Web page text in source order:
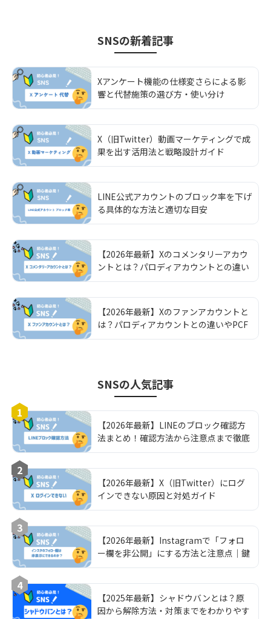
SNSの新着記事
Xアンケート機能の仕様変さらによる影
響と代替施策の選び方・使い分け
X（旧Twitter）動画マーケティングで成
果を出す活用法と戦略設計ガイド
LINE公式アカウントのブロック率を下げ
る具体的な方法と適切な目安
【2026年最新】Xのコメンタリーアカウ
ントとは？パロディアカウントとの違い
やPCFラベルの設定方法を解説
【2026年最新】Xのファンアカウントと
は？パロディアカウントとの違いやPCF
ラベルの設定方法を解説
SNSの人気記事
1
【2026年最新】LINEのブロック確認方
法まとめ！確認方法から注意点まで徹底
解説！
2
【2026年最新】X（旧Twitter）にログ
インできない原因と対処ガイド
3
【2026年最新】Instagramで「フォロ
ー欄を非公開」にする方法と注意点｜鍵
垢運用の完全ガイド
4
【2025年最新】シャドウバンとは？原
因から解除方法・対策までをわかりやす